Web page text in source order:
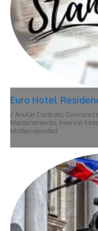
Euro Hotel
/ Anular Contrato,
Mantenimiento, Interval
Multipropiedad